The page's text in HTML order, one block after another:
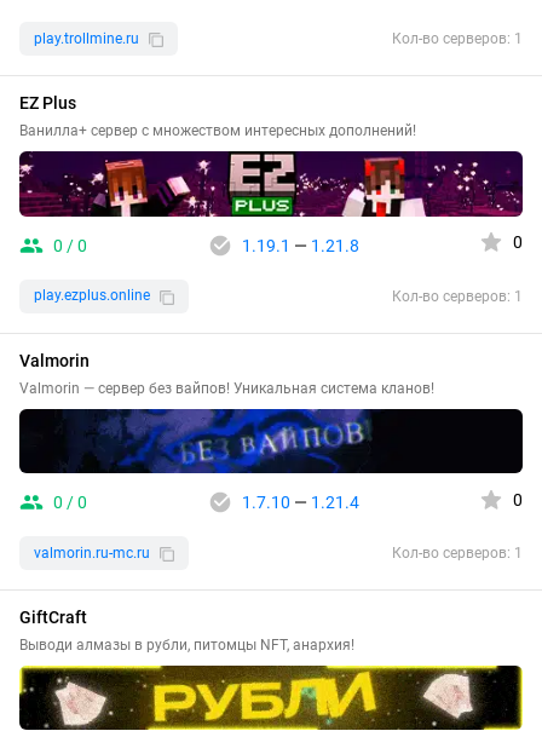
play.trollmine.ru Кол-во серверов: 1
EZ Plus
Ванилла+ сервер с множеством интересных дополнений!
0 / 0 1.19.1 — 1.21.8 0
play.ezplus.online Кол-во серверов: 1
Valmorin
Valmorin — сервер без вайпов! Уникальная система кланов!
0 / 0 1.7.10 — 1.21.4 0
valmorin.ru-mc.ru Кол-во серверов: 1
GiftCraft
Выводи алмазы в рубли, питомцы NFT, анархия!